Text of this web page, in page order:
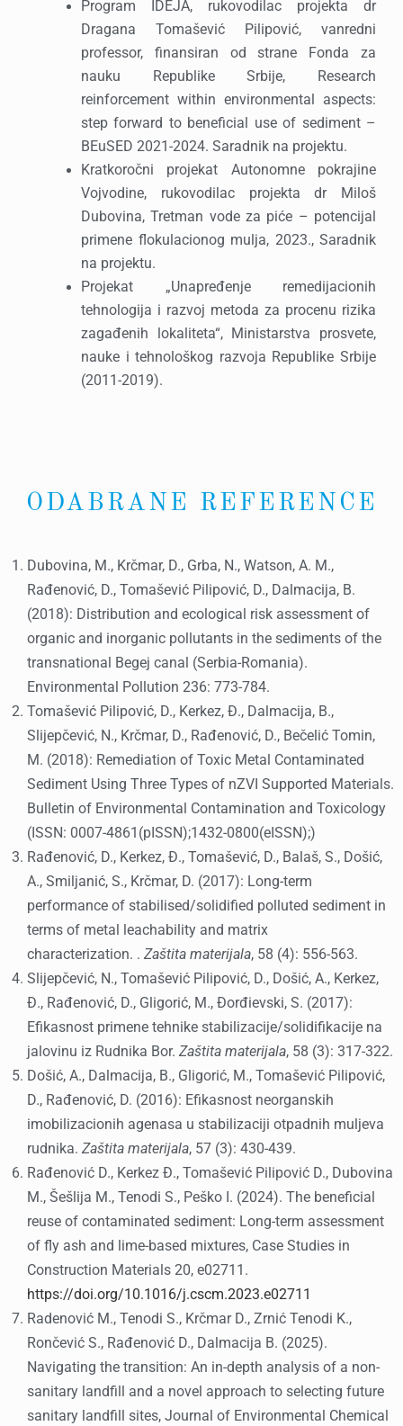
Program IDEJA, rukovodilac projekta dr
Dragana Tomašević Pilipović, vanredni
professor, finansiran od strane Fonda za
nauku Republike Srbije, Research
reinforcement within environmental aspects:
step forward to beneficial use of sediment –
BEuSED 2021-2024. Saradnik na projektu.
Kratkoročni projekat Autonomne pokrajine
Vojvodine, rukovodilac projekta dr Miloš
Dubovina, Tretman vode za piće – potencijal
primene flokulacionog mulja, 2023., Saradnik
na projektu.
Projekat „Unapređenje remedijacionih
tehnologija i razvoj metoda za procenu rizika
zagađenih lokaliteta“, Ministarstva prosvete,
nauke i tehnološkog razvoja Republike Srbije
(2011-2019).
ODABRANE REFERENCE
Dubovina, M., Krčmar, D., Grba, N., Watson, A. M.,
Rađenović, D., Tomašević Pilipović, D., Dalmacija, B.
(2018): Distribution and ecological risk assessment of
organic and inorganic pollutants in the sediments of the
transnational Begej canal (Serbia-Romania).
Environmental Pollution 236: 773-784.
Tomašević Pilipović, D., Kerkez, Đ., Dalmacija, B.,
Slijepčević, N., Krčmar, D., Rađenović, D., Bečelić Tomin,
M. (2018): Remediation of Toxic Metal Contaminated
Sediment Using Three Types of nZVI Supported Materials.
Bulletin of Environmental Contamination and Toxicology
(ISSN: 0007-4861(pISSN);1432-0800(eISSN);)
Rađenović, D., Kerkez, Đ., Tomašević, D., Balaš, S., Došić,
A., Smiljanić, S., Krčmar, D. (2017): Long-term
performance of stabilised/solidified polluted sediment in
terms of metal leachability and matrix
characterization. . Zaštita materijala, 58 (4): 556-563.
Slijepčević, N., Tomašević Pilipović, D., Došić, A., Kerkez,
Đ., Rađenović, D., Gligorić, M., Đorđievski, S. (2017):
Efikasnost primene tehnike stabilizacije/solidifikacije na
jalovinu iz Rudnika Bor. Zaštita materijala, 58 (3): 317-322.
Došić, A., Dalmacija, B., Gligorić, M., Tomašević Pilipović,
D., Rađenović, D. (2016): Efikasnost neorganskih
imobilizacionih agenasa u stabilizaciji otpadnih muljeva
rudnika. Zaštita materijala, 57 (3): 430-439.
Rađenović D., Kerkez Đ., Tomašević Pilipović D., Dubovina
M., Šešlija M., Tenodi S., Peško I. (2024). The beneficial
reuse of contaminated sediment: Long-term assessment
of fly ash and lime-based mixtures, Case Studies in
Construction Materials 20, e02711.
https://doi.org/10.1016/j.cscm.2023.e02711
Radenović M., Tenodi S., Krčmar D., Zrnić Tenodi K.,
Rončević S., Rađenović D., Dalmacija B. (2025).
Navigating the transition: An in-depth analysis of a non-
sanitary landfill and a novel approach to selecting future
sanitary landfill sites, Journal of Environmental Chemical